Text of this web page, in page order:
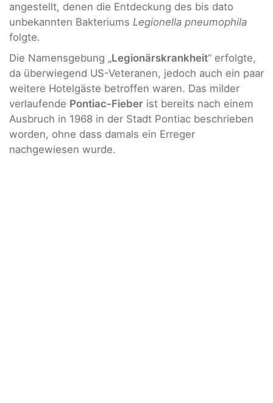
angestellt, denen die Entdeckung des bis dato
unbekannten Bakteriums Legionella pneumophila
folgte.
Die Namensgebung „Legionärskrankheit“ erfolgte,
da überwiegend US-Veteranen, jedoch auch ein paar
weitere Hotelgäste betroffen waren. Das milder
verlaufende Pontiac-Fieber ist bereits nach einem
Ausbruch in 1968 in der Stadt Pontiac beschrieben
worden, ohne dass damals ein Erreger
nachgewiesen wurde.